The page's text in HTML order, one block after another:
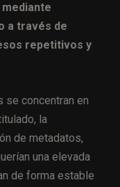
a través de
repetitivos y
se concentran en
la
de metadatos,
una elevada
de forma estable